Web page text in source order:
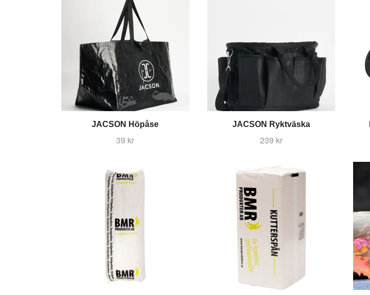
JACSON Höpåse
39 kr
JACSON Ryktväska
239 kr